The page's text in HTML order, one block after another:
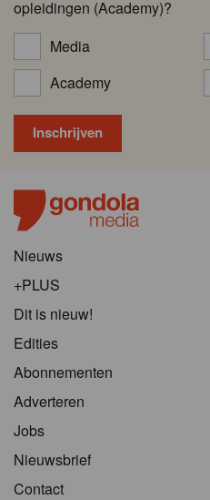
opleidingen (Academy)?
Media
Academy
Nieuws
+PLUS
Dit is nieuw!
Edities
Abonnementen
Adverteren
Jobs
Nieuwsbrief
Contact